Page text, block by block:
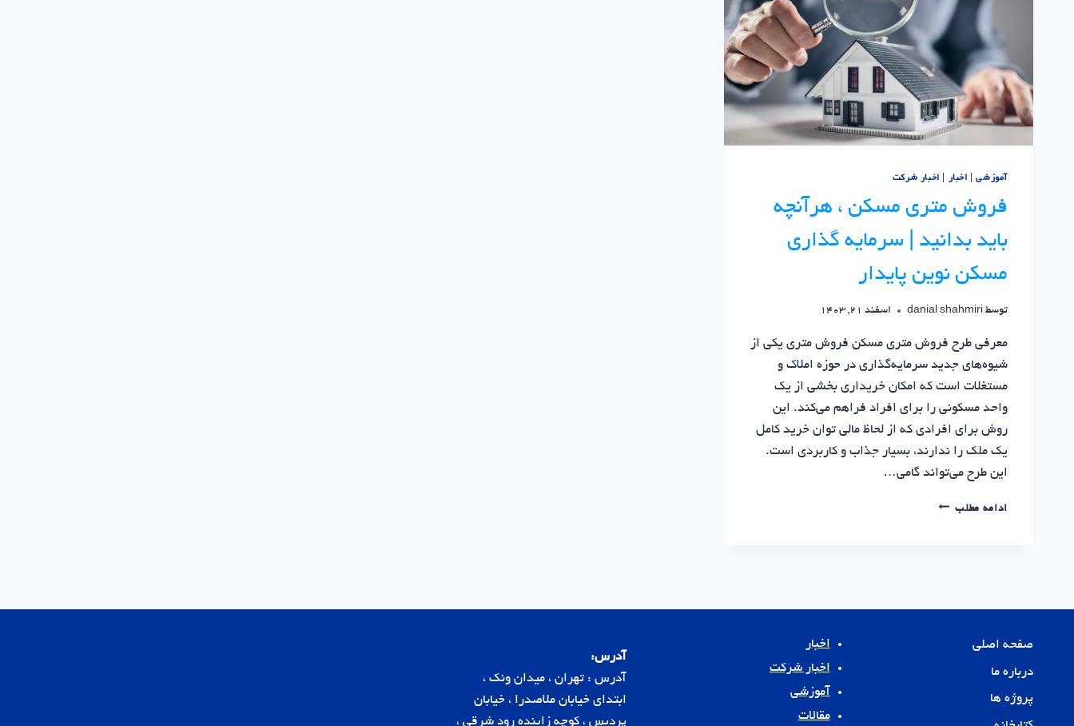
آموزشی| اخبار اخبار شرکت
فروش متری مسکن ، هرآنچه
باید بدانید | سرمایه گذاری
مسکن نوین پایدار
توسط danial shahmiri اسفند 21, 1403
معرفی طرح فروش متری مسکن فروش متری یکی از
شیوه‌های جدید سرمایه‌گذاری در حوزه املاک و
مستغلات است که امکان خریداری بخشی از یک
واحد مسکونی را برای افراد فراهم می‌کند. این
روش برای افرادی که از لحاظ مالی توان خرید کامل
یک ملک را ندارند، بسیار جذاب و کاربردی است.
این طرح می‌تواند گامی…
ادامه مطلبفروش
صفحه اصلی
درباره ما
پروژه ها
اخبار
اخبار شرکت
آموزشی
مقالات
آدرس:
آدرس : تهران ، میدان ونک ،
ابتدای خیابان ملاصدرا ، خیابان
پردیس ، کوچه زاینده رود شرقی ،